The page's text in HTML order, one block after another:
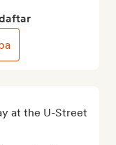
at the U-Street